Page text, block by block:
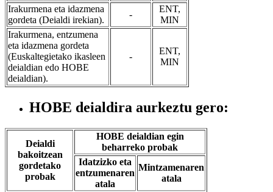
Irakurmena eta idazmena
gordeta (Deialdi irekian).
-
ENT,
MIN
Irakurmena, entzumena
eta idazmena gordeta
(Euskaltegietako ikasleen
deialdian edo HOBE
deialdian).
-
ENT,
MIN
HOBE deialdira aurkeztu gero:
Deialdi
bakoitzean
gordetako
probak
HOBE deialdian egin
beharreko probak
Idatzizko eta
entzumenaren
atala
Mintzamenaren
atala